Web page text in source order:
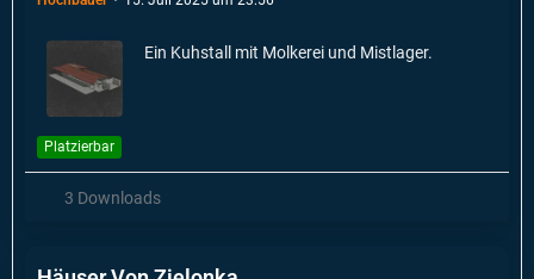
Ein Kuhstall mit Molkerei und Mistlager.
Platzierbar
3 Downloads